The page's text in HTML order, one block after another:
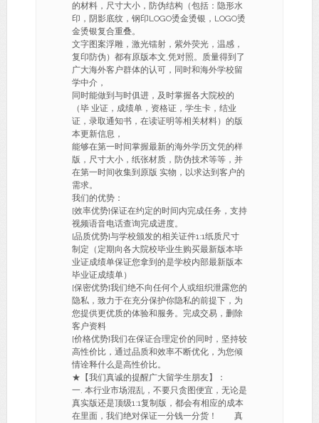
的材料，尺寸大小，防伪结构（包括：隐形水
印，阴影底纹，钢印LOGO烫金烫银，LOGO烫
金烫银复合重叠。
文字图案浮雕，激光镭射，紫外荧光，温感，
复印防伪）都有原版本文,凭对照。质量得到了
广大海外客户群体的认可，同时和海外学校留
学中介，
同时能做到与时俱进，及时掌握各大院校的
（毕 业证，成绩单，资格证，学生卡，结业
证，录取通知书，在读证明等相关材料）的版
本更新信息，
能够在第一时间掌握最新的海外学历文凭的样
版，尺寸大小，纸张材质，防伪技术等等，并
在第一时间收集到原版 实物，以求达到客户的
需求。
我们的优势：
[效率优势]保证在约定的时间内完成任务，支持
视频语音电话查询完成进度。
[品质优势]与学校颁发的相关证件1:1纸质尺寸
制定（定期向各大院校毕业生购买最新版本毕
业证成绩单保证您拿到的是学校内部最新版本
毕业证成绩单）
[保密优势]我们绝不向任何个人或组织泄露您的
隐私，致力于在充分保护你隐私的前提下，为
您提供更优质的体验和服务。完成交易，删除
客户资料
[价格优势]我们在保证合理定价的同时，坚持较
高性价比，通过品质和效率不断优化，为您倾
情诠释什么是高性价比。
★【我们真诚的提醒广大留学生朋友】：
一. 本行业市场混乱，不要只贪图便宜，无论是
真实版还是顶级1:1复制版，都会有相应的成本
在里面，我们绝对保证一分钱一分货！ 真